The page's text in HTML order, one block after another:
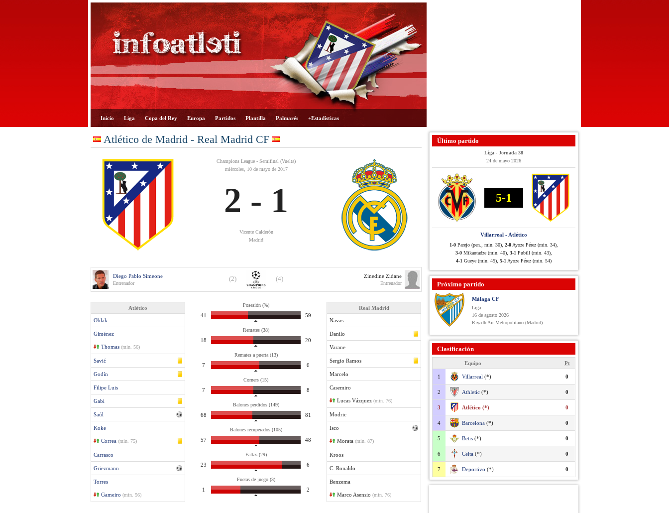
Inicio Liga Copa del Rey Europa Partidos Plantilla Palmarés +Estadísticas
Atlético de Madrid - Real Madrid CF
Champions League - Semifinal (Vuelta)
miércoles, 10 de mayo de 2017
2 - 1
Vicente Calderón
Madrid
Diego Pablo Simeone
Entrenador
(2) (4) Zinedine Zidane
Entrenador
Atlético
Oblak
Giménez
Thomas (min. 56)
Savić
Godín
Filipe Luis
Gabi
Saúl
Koke
Correa (min. 75)
Carrasco
Griezmann
Torres
Gameiro (min. 56)
Posesión (%)
41 59
Remates (38)
18 20
Remates a puerta (13)
7 6
Corners (15)
7 8
Balones perdidos (149)
68 81
Balones recuperados (105)
57 48
Faltas (29)
23 6
Fueras de juego (3)
1 2
Real Madrid
Navas
Danilo
Varane
Sergio Ramos
Marcelo
Casemiro
Lucas Vázquez (min. 76)
Modric
Isco
Morata (min. 87)
Kroos
C. Ronaldo
Benzema
Marco Asensio (min. 76)
Último partido
Liga - Jornada 38
24 de mayo 2026
5-1
Villarreal - Atlético
1-0 Parejo (pen., min. 30), 2-0 Ayoze Pérez (min. 34),
3-0 Mikautadze (min. 40), 3-1 Pubill (min. 43),
4-1 Gueye (min. 45), 5-1 Ayoze Pérez (min. 54)
Próximo partido
Málaga CF
Liga
16 de agosto 2026
Riyadh Air Metropolitano (Madrid)
Clasificación
Equipo Pt
1 Villarreal (*) 0
2 Athletic (*) 0
3 Atlético (*) 0
4 Barcelona (*) 0
5 Betis (*) 0
6 Celta (*) 0
7 Deportivo (*) 0